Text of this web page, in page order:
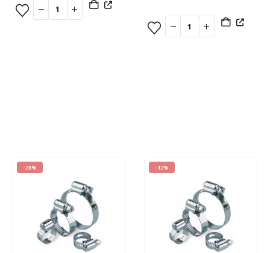
200.00 ден.
-28% -12%